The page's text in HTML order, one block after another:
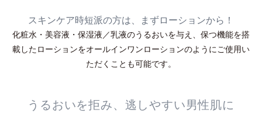
スキンケア時短派の方は、まずローションから！
化粧水・美容液・保湿液／乳液のうるおいを与え、保つ機能を搭
載したローションをオールインワンローションのようにご使用い
ただくことも可能です。
うるおいを拒み、逃しやすい男性肌に